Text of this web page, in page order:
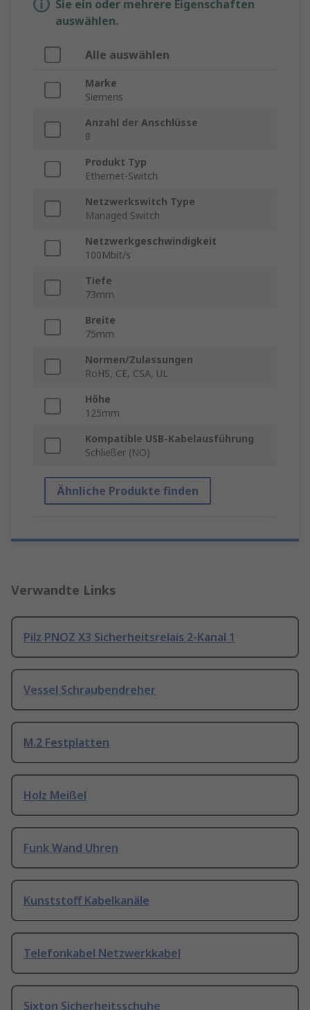
Sie ein oder mehrere Eigenschaften
auswählen.
Alle auswählen
Marke
Siemens
Anzahl der Anschlüsse
8
Produkt Typ
Ethernet-Switch
Netzwerkswitch Type
Managed Switch
Netzwerkgeschwindigkeit
100Mbit/s
Tiefe
73mm
Breite
75mm
Normen/Zulassungen
RoHS, CE, CSA, UL
Höhe
125mm
Kompatible USB-Kabelausführung
Schließer (NO)
Ähnliche Produkte finden
Verwandte Links
Pilz PNOZ X3 Sicherheitsrelais 2-Kanal 1
Vessel Schraubendreher
M.2 Festplatten
Holz Meißel
Funk Wand Uhren
Kunststoff Kabelkanäle
Telefonkabel Netzwerkkabel
Sixton Sicherheitsschuhe